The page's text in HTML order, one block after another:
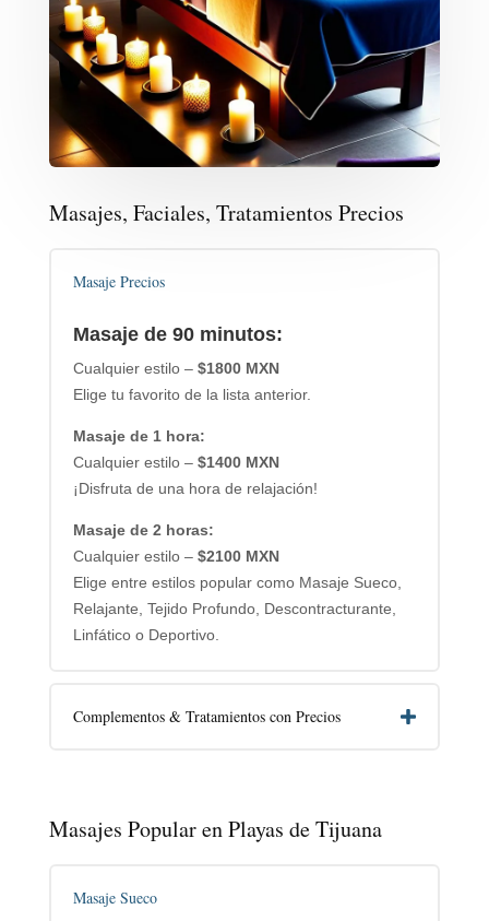
Masajes, Faciales, Tratamientos Precios
Masaje Precios
Masaje de 90 minutos:
Cualquier estilo – $1800 MXN
Elige tu favorito de la lista anterior.
Masaje de 1 hora:
Cualquier estilo – $1400 MXN
¡Disfruta de una hora de relajación!
Masaje de 2 horas:
Cualquier estilo – $2100 MXN
Elige entre estilos popular como Masaje Sueco,
Relajante, Tejido Profundo, Descontracturante,
Linfático o Deportivo.
Complementos & Tratamientos con Precios
Masajes Popular en Playas de Tijuana
Masaje Sueco